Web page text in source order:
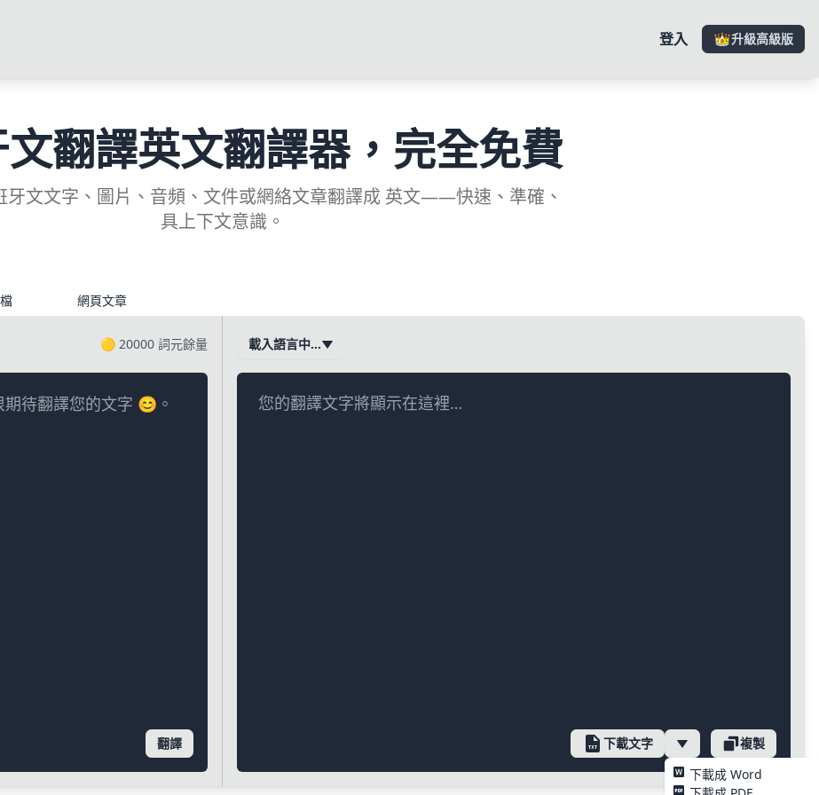
登入 升級高級版
翻譯英文翻譯器，完全免費
牙文文字、圖片、音頻、文件或網絡文章翻譯成 英文——快速、準確、
具上下文意識。
網頁文章
🟡 20000 詞元餘量
翻譯
載入語言中…
您的翻譯文字將顯示在這裡…
下載文字
下載成 Word
複製